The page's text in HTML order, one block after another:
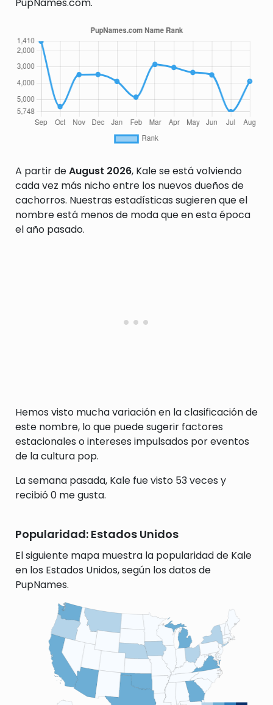
A partir deAugust 2026, Kale se está volviendo
cada vez más nicho entre los nuevos dueños de
cachorros. Nuestras estadísticas sugieren que el
nombre está menos de moda que en esta época
el año pasado.
Hemos visto mucha variación en la clasificación de
este nombre, lo que puede sugerir factores
estacionales o intereses impulsados por eventos
de la cultura pop.
La semana pasada, Kale fue visto 53 veces y
recibió 0 me gusta.
Popularidad: Estados Unidos
El siguiente mapa muestra la popularidad de Kale
en los Estados Unidos, según los datos de
PupNames.